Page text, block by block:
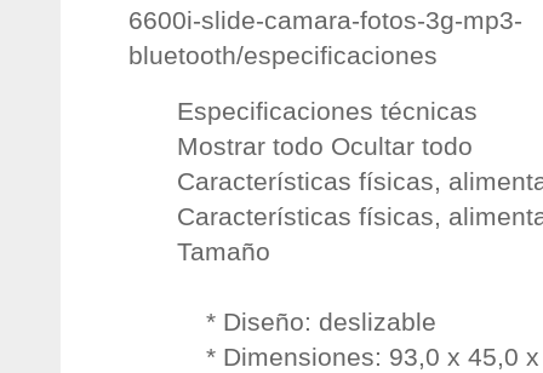
6600i-slide-camara-fotos-3g-mp3-
bluetooth/especificaciones
Especificaciones técnicas
Mostrar todo Ocultar todo
Características físicas,
Características físicas,
Tamaño
* Diseño: deslizable
* Dimensiones: 93,0 x 45,0 x